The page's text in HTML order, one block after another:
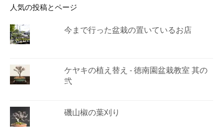
人気の投稿とページ
今まで行った盆栽の置いているお店
ケヤキの植え替え - 徳南園盆栽教室 其の
弐
磯山椒の葉刈り